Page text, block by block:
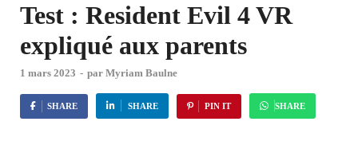
Test : Resident Evil 4 VR
expliqué aux parents
1 mars 2023 - par Myriam Baulne
SHARE SHARE PIN IT SHARE